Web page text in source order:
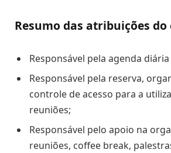
Resumo das atribuições do
Responsável pela agenda
Responsável pela reserva,
controle de acesso para a
reuniões;
Responsável pelo apoio na
reuniões, coffee break,